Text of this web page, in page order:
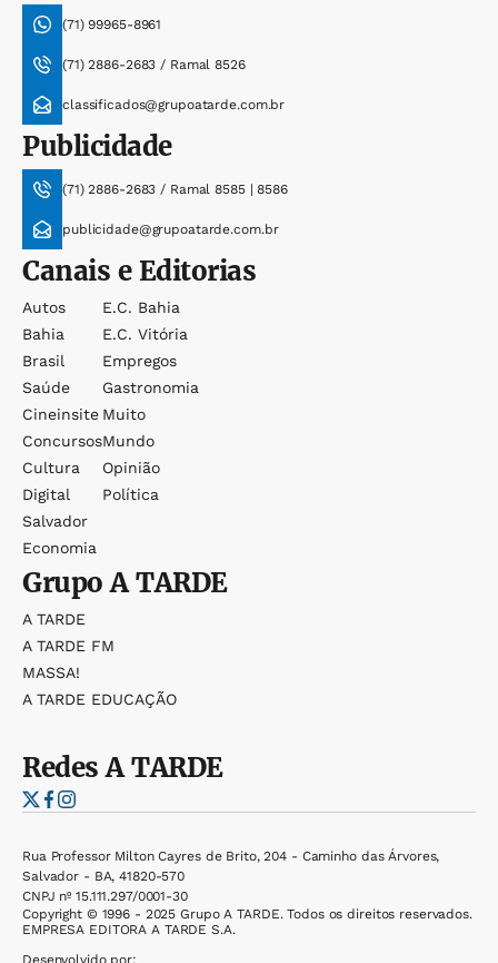
(71) 99965-8961
(71) 2886-2683 / Ramal 8526
classificados@grupoatarde.com.br
Publicidade
(71) 2886-2683 / Ramal 8585 | 8586
publicidade@grupoatarde.com.br
Canais e Editorias
Autos
Bahia
Brasil
Saúde
Cineinsite
Concursos
Cultura
Digital
Salvador
Economia
E.c. Bahia
E.c. Vitória
Empregos
Gastronomia
Muito
Mundo
Opinião
Política
GrupoA TARDE
A TARDE
A TARDE FM
MASSA!
A TARDE EDUCAÇÃO
RedesA TARDE
Rua Professor Milton Cayres de Brito, 204 - Caminho das Árvores,
Salvador - BA, 41820-570
CNPJ nº 15.111.297/0001-30
Copyright © 1996 - 2025 Grupo A TARDE. Todos os direitos reservados.
EMPRESA EDITORA A TARDE S.A.
Desenvolvido por: